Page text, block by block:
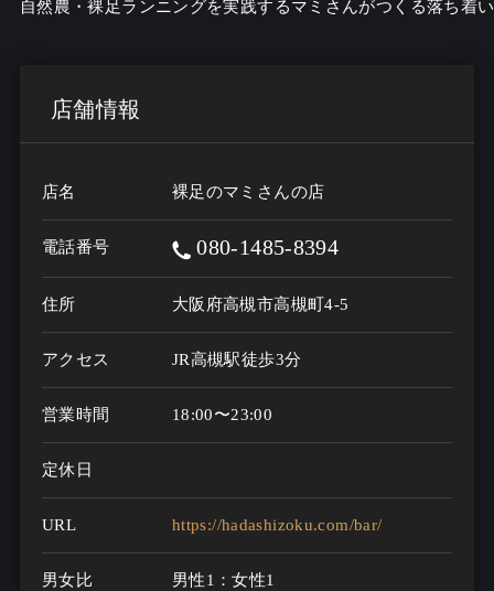
自然農・裸足ランニングを実践するマミさんがつくる落ち着
店舗情報
店名 裸足のマミさんの店
電話番号 080-1485-8394
住所 大阪府高槻市高槻町4-5
アクセス JR高槻駅徒歩3分
営業時間 18:00〜23:00
定休日
URL https://hadashizoku.com/bar/
男女比 男性1：女性1